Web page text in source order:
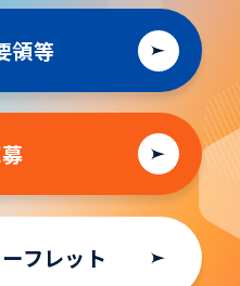
領等
フレット